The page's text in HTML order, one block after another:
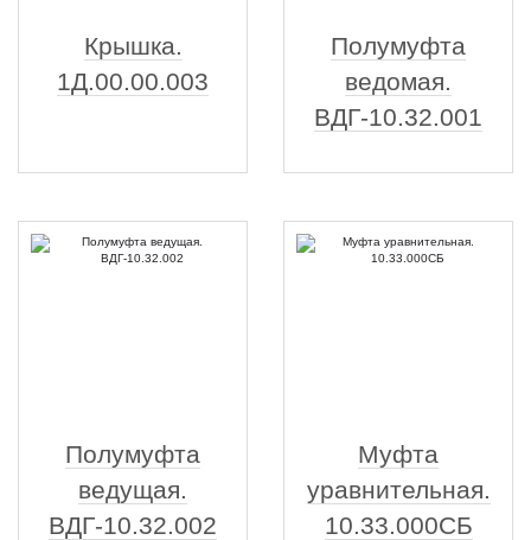
Крышка.
1Д.00.00.003
Полумуфта
ведомая.
ВДГ-10.32.001
Полумуфта
ведущая.
ВДГ-10.32.002
Муфта
уравнительная.
10.33.000СБ